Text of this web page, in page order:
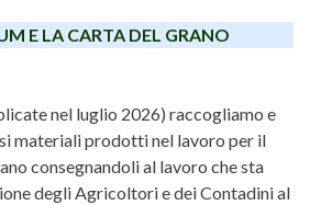
E LA CARTA DEL GRANO
nel luglio 2026) raccogliamo e
materiali prodotti nel lavoro per il
consegnandoli al lavoro che sta
degli Agricoltori e dei Contadini al